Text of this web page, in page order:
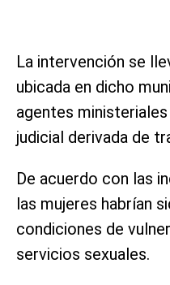
La intervención se
ubicada en dicho
agentes
judicial derivada de
De acuerdo con las
las mujeres habrían
condiciones de
servicios sexuales.